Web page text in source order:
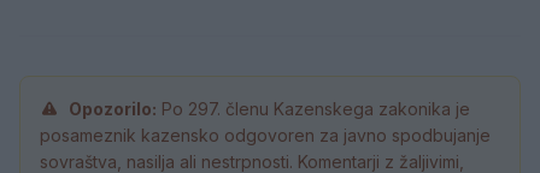
Opozorilo: Po 297. členu Kazenskega zakonika je
posameznik kazensko odgovoren za javno spodbujanje
sovraštva, nasilja ali nestrpnosti. Komentarji z žaljivimi,